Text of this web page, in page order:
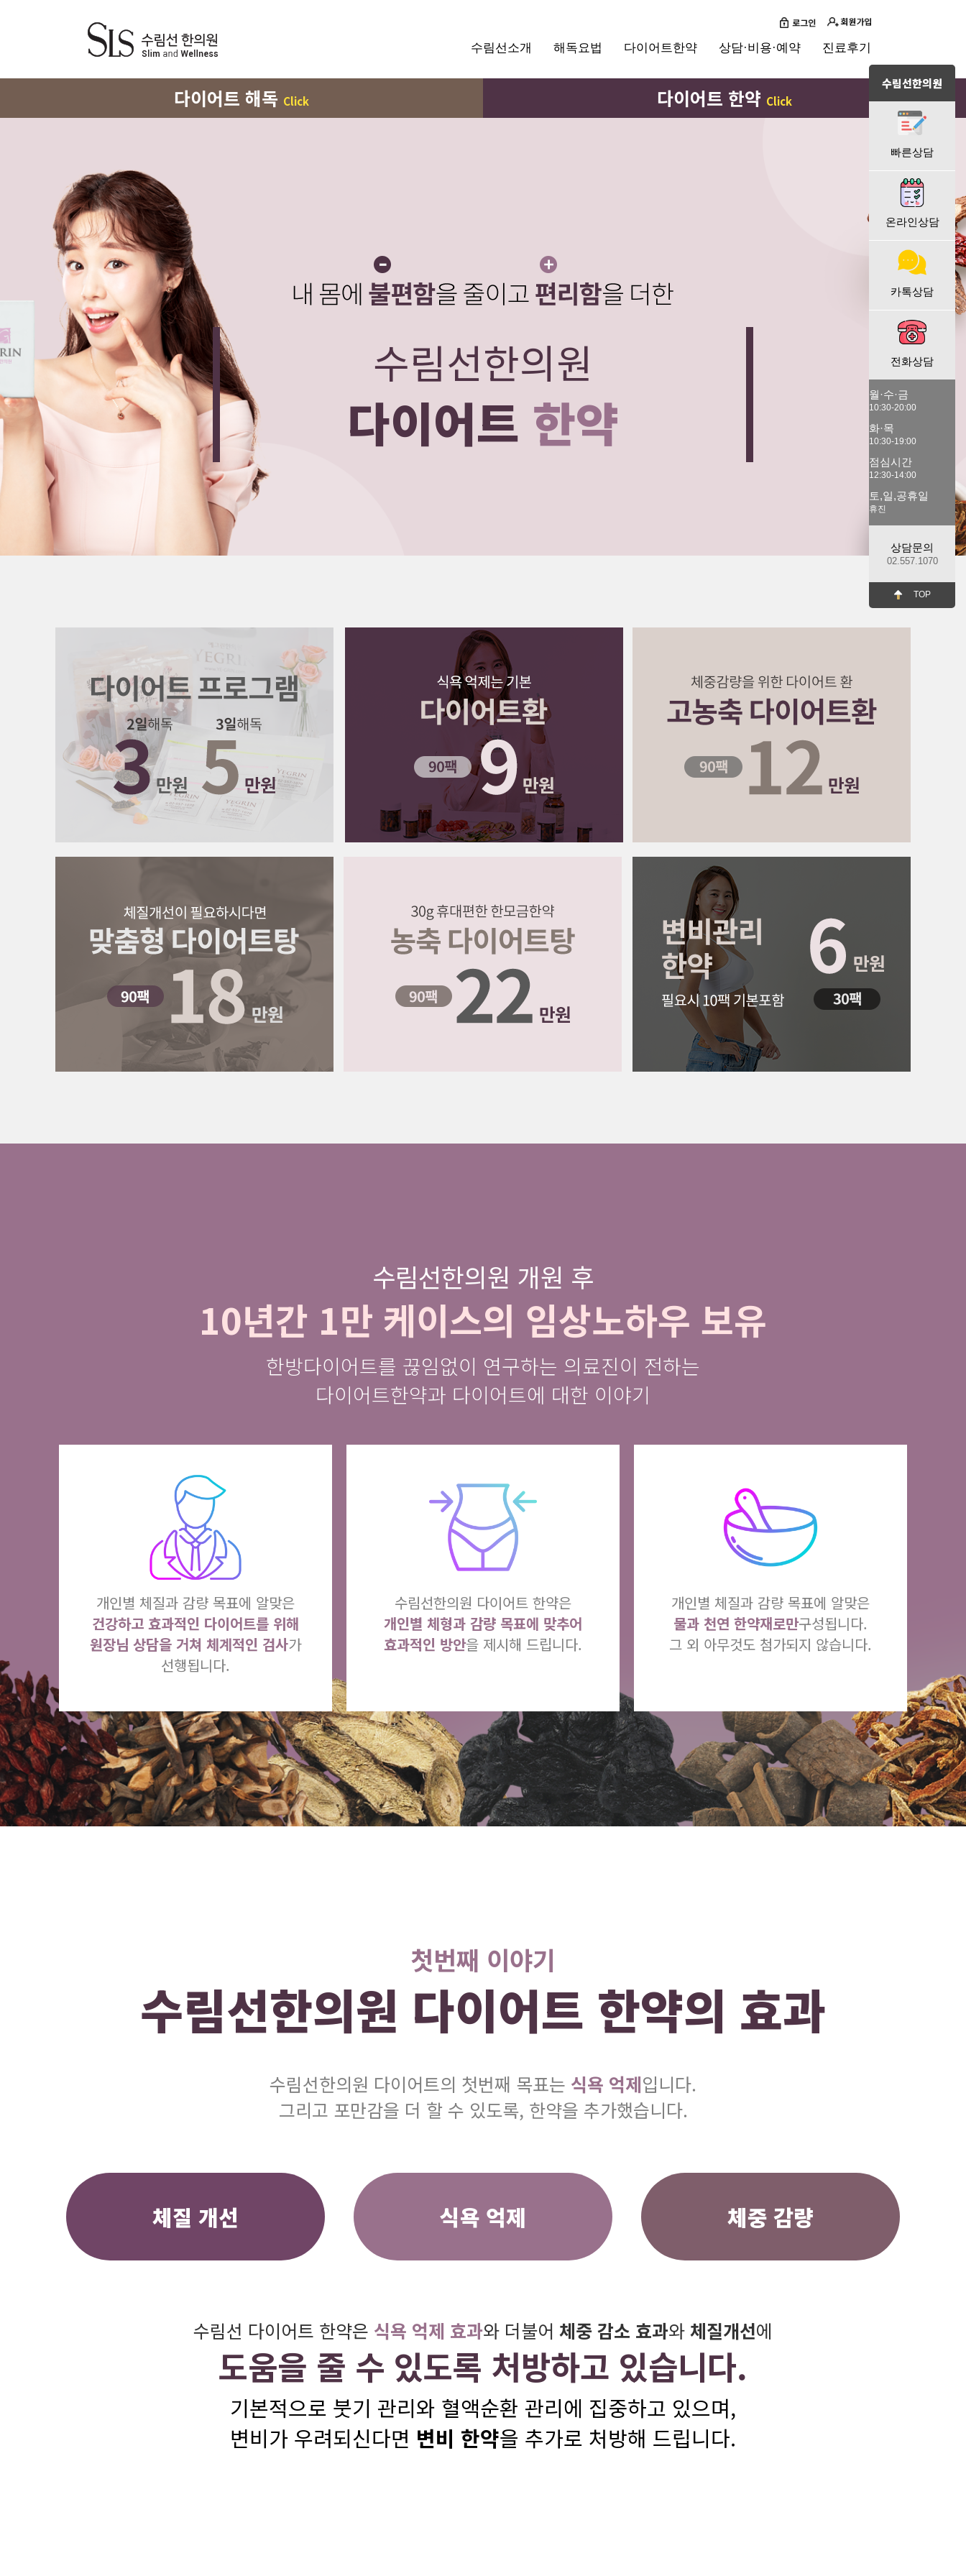
수림선소개 해독요법 다이어트한약 상담·비용·예약 진료후기
다이어트 해독 Click 다이어트 한약 Click
수림선한의원
다이어트 한약
수림선한의원 개원 후
10년간 1만 케이스의 임상노하우 보유
한방다이어트를 끊임없이 연구하는 의료진이 전하는
다이어트한약과 다이어트에 대한 이야기
개인별 체질과 감량 목표에 알맞은
건강하고 효과적인 다이어트를 위해
원장님 상담을 거쳐 체계적인 검사가
선행됩니다.
수림선한의원 다이어트 한약은
개인별 체형과 감량 목표에 맞추어
효과적인 방안을 제시해 드립니다.
개인별 체질과 감량 목표에 알맞은
물과 천연 한약재로만구성됩니다.
그 외 아무것도 첨가되지 않습니다.
첫번째 이야기
수림선한의원 다이어트 한약의 효과
수림선한의원 다이어트의 첫번째 목표는 식욕 억제입니다.
그리고 포만감을 더 할 수 있도록, 한약을 추가했습니다.
체질 개선 식욕 억제 체중 감량
수림선 다이어트 한약은 식욕 억제 효과와 더불어 체중 감소 효과와체질개선에
도움을 줄 수 있도록 처방하고 있습니다.
기본적으로 붓기 관리와 혈액순환 관리에 집중하고 있으며,
변비가 우려되신다면 변비 한약을 추가로 처방해 드립니다.
수림선한의원
빠른상담
온라인상담
카톡상담
전화상담
월·수·금
10:30-20:00
화·목
10:30-19:00
점심시간
12:30-14:00
토,일,공휴일
휴진
상담문의
02.557.1070
TOP